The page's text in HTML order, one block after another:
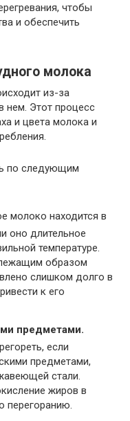
чтобы
и обеспечить
молока
из-за
нем. Этот процесс
и цвета молока и
по следующим
молоко находится в
оно длительное
температуре.
образом
слишком долго в
к его
предметами.
если
предметами,
стали.
жиров в
перегоранию.